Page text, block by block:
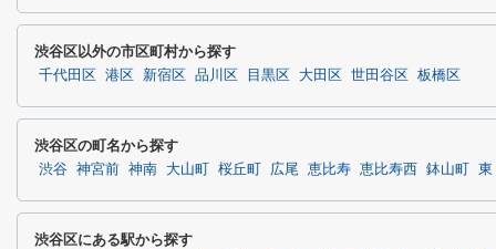
渋谷区以外の市区町村から探す
千代田区 港区 新宿区 品川区 目黒区 大田区 世田谷区 板橋区
渋谷区の町名から探す
渋谷 神宮前 神南 大山町 桜丘町 広尾 恵比寿 恵比寿西 鉢山町 東
渋谷区にある駅から探す